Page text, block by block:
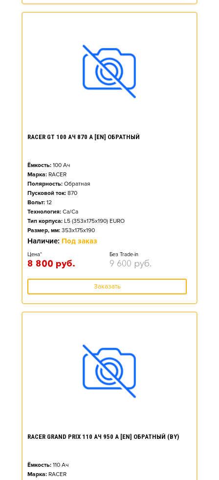
RACER GT 100 АЧ 870 А [EN] ОБРАТНЫЙ
Ёмкость: 100 Ач
Марка: RACER
Полярность: Обратная
Пусковой ток: 870
Вольт: 12
Технология: Ca/Ca
Тип корпуса: L5 (353x175x190) EURO
Размер, мм: 353x175x190
Наличие: Под заказ
Цена*
8 800 руб.
Без Trade-in
9 600 руб.
Заказать
RACER GRAND PRIX 110 АЧ 950 А [EN] ОБРАТНЫЙ (BY)
Ёмкость: 110 Ач
Марка: RACER